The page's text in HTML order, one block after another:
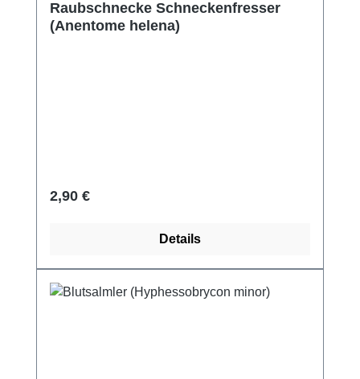
Raubschnecke Schneckenfresser
(Anentome helena)
Regulärer Preis:
2,90 €
Details